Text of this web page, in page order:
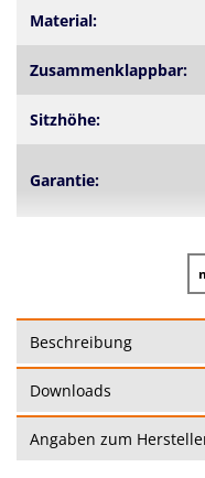
Material:
Zusammenklappbar:
Sitzhöhe:
Garantie:
Beschreibung
Downloads
Angaben zum